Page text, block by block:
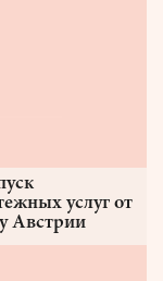
услуг от
Австрии